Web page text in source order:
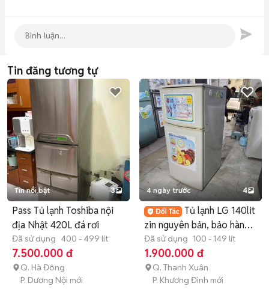
Tin đăng tương tự
Tin nổi bật 3
Pass Tủ lạnh Toshiba nội
địa Nhật 420L đá rơi
Đã sử dụng 400 - 499 lít
7.500.000 đ
Q. Hà Đông
P. Dương Nội mới
4 ngày trước 4
Tủ lạnh LG 140lit
zin nguyên bản, bảo hành
3 tháng
Đã sử dụng 100 - 149 lít
1.900.000 đ
Q. Thanh Xuân
P. Khương Đình mới